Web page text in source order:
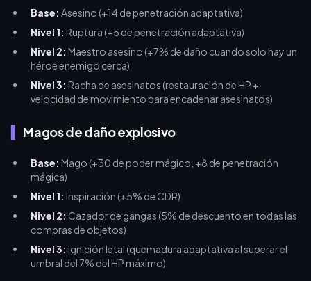
Base: Asesino (+14 de penetración adaptativa)
Nivel 1: Ruptura (+5 de penetración adaptativa)
Nivel 2: Maestro asesino (+7% de daño cuando solo hay un
héroe enemigo cerca)
Nivel 3: Racha de asesinatos (restauración de HP +
velocidad de movimiento para encadenar asesinatos)
Magos de daño explosivo
Base: Mago (+30 de poder mágico, +8 de penetración
mágica)
Nivel 1: Inspiración (+5% de CDR)
Nivel 2: Cazador de gangas (5% de descuento en todas las
compras de objetos)
Nivel 3: Ignición letal (quemadura adaptativa al superar el
umbral del 7% del HP máximo)